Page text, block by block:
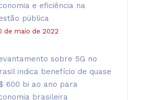
e eficiência na
pública
de maio de 2022
sobre 5G no
indica benefício de quase
600 bi ao ano para
brasileira